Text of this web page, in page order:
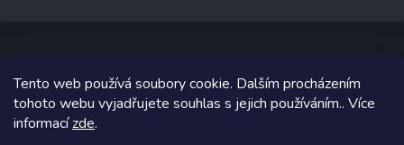
Tento web používá soubory cookie. Dalším procházením
tohoto webu vyjadřujete souhlas s jejich používáním.. Více
informacízde.
Copyright 2026www.prizealize.cz. Všechna práva vyhrazena.
Grafický návrh vytvořil a na Shoptet implementoval